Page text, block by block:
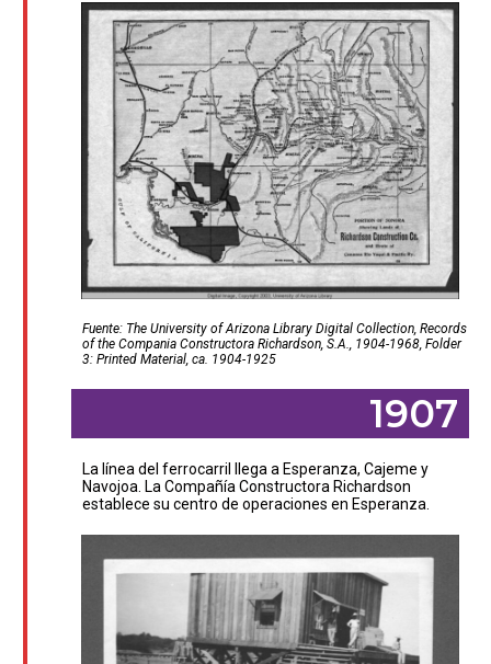
Fuente: The University of Arizona Library Digital Collection, Records
of the Compania Constructora Richardson, S.A., 1904-1968, Folder
3: Printed Material, ca. 1904-1925
1907
La línea del ferrocarril llega a Esperanza, Cajeme y
Navojoa. La Compañía Constructora Richardson
establece su centro de operaciones en Esperanza.